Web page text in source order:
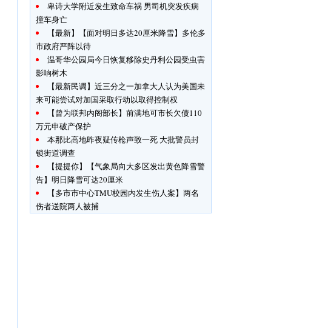
卑诗大学附近发生致命车祸 男司机突发疾病
撞车身亡
【最新】【面对明日多达20厘米降雪】多伦多
市政府严阵以待
温哥华公园局今日恢复移除史丹利公园受虫害
影响树木
【最新民调】近三分之一加拿大人认为美国未
来可能尝试对加国采取行动以取得控制权
【曾为联邦内阁部长】前满地可市长欠债110
万元申破产保护
本那比高地昨夜疑传枪声致一死 大批警员封
锁街道调查
【提提你】【气象局向大多区发出黄色降雪警
告】明日降雪可达20厘米
【多市市中心TMU校园内发生伤人案】两名
伤者送院两人被捕